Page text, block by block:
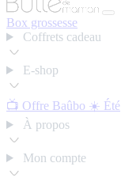
Box grossesse
Coffrets cadeau
E-shop
📺 Offre Baûbo ☀️ Été
À propos
Mon compte